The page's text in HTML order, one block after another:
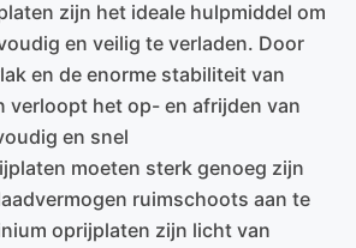
zijn het ideale hulpmiddel om
en veilig te verladen. Door
en de enorme stabiliteit van
verloopt het op- en afrijden van
en snel
moeten sterk genoeg zijn
ruimschoots aan te
oprijplaten zijn licht van